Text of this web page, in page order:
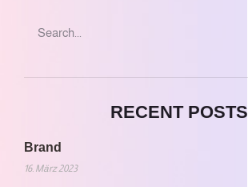
RECENT POSTS
Brand
16. März 2023